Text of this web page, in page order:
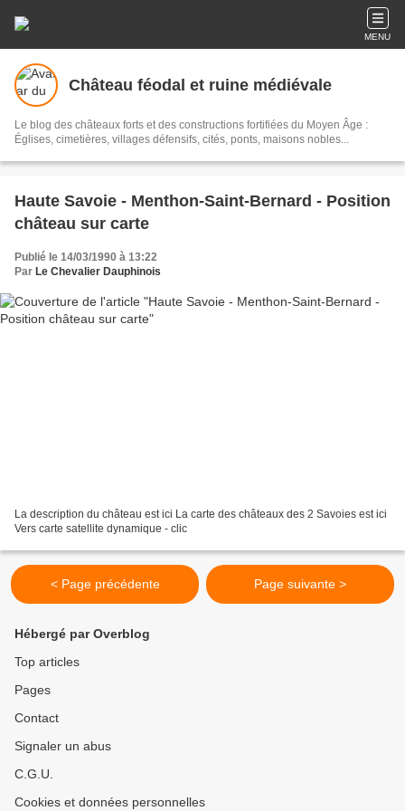
MENU
Château féodal et ruine médiévale
Le blog des châteaux forts et des constructions fortifiées du Moyen Âge :
Églises, cimetières, villages défensifs, cités, ponts, maisons nobles...
Haute Savoie - Menthon-Saint-Bernard - Position
château sur carte
Publié le 14/03/1990 à 13:22
Par Le Chevalier Dauphinois
La description du château est ici La carte des châteaux des 2 Savoies est ici
Vers carte satellite dynamique - clic
< Page précédente Page suivante >
Hébergé par Overblog
Top articles
Pages
Contact
Signaler un abus
C.G.U.
Cookies et données personnelles